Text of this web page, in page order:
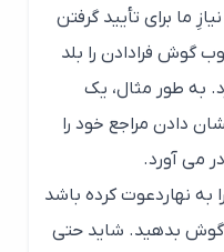
کنید. شما فقط
کلمه از
دهید، و فقط گوش
هایش را زد احساس
گفت و گویی
حرف نخست
مزاحم، گوش